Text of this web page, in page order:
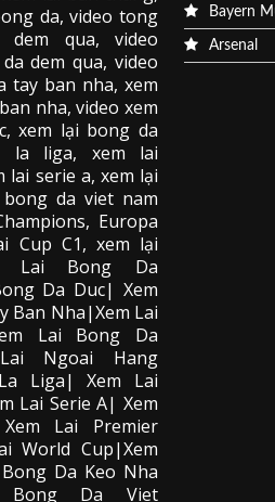
da, video tong
dem qua, video
dem qua,video
tay ban nha, xem
nha,video xem
xem lại bong da
la liga, xem lai
lai serie a, xem lại
da viet nam
Europa
Cup C1, xem lại
Lai Bong Da
Da Duc| Xem
Ban Nha|Xem Lai
Lai Bong Da
Ngoai Hang
Liga| Xem Lai
Lai Serie A| Xem
Lai Premier
World Cup|Xem
Da Keo Nha
Bong Da Viet
Bayern
Arsenal